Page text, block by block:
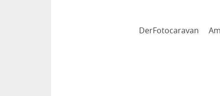
DerFotocaravan